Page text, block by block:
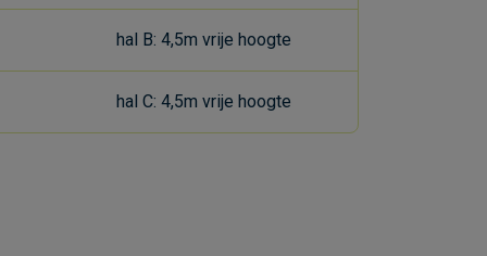
hal B: 4,5m vrije hoogte
hal C: 4,5m vrije hoogte